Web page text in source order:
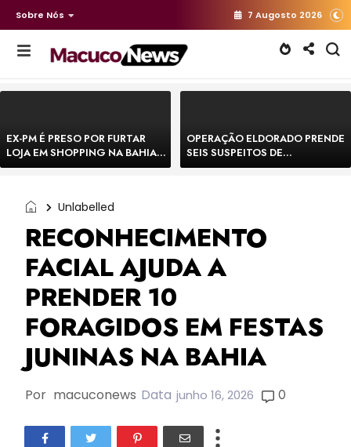
Sobre Nós 7 Augosto 2026
EX-PM É PRESO POR FURTAR
LOJA EM SHOPPING NA BAHIA E
ESCAPA CORRENDO DE
OPERAÇÃO ELDORADO PRENDE
SEIS SUSPEITOS DE
MOVIMENTAR R$ 25 MILHÕES
Unlabelled
RECONHECIMENTO
FACIAL AJUDA A
PRENDER 10
FORAGIDOS EM FESTAS
JUNINAS NA BAHIA
Por macuconews Data junho 16, 2026 0